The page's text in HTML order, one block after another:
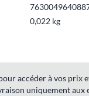
0,022 kg
accéder à vos prix
uniquement aux